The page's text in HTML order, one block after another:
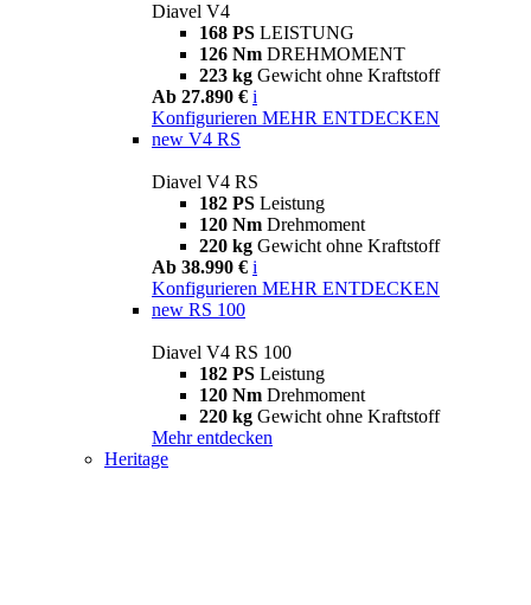
Diavel V4
168 PS LEISTUNG
126 Nm DREHMOMENT
223 kg Gewicht ohne Kraftstoff
Ab 27.890 € i
Konfigurieren MEHR ENTDECKEN
new V4 RS
Diavel V4 RS
182 PS Leistung
120 Nm Drehmoment
220 kg Gewicht ohne Kraftstoff
Ab 38.990 € i
Konfigurieren MEHR ENTDECKEN
new RS 100
Diavel V4 RS 100
182 PS Leistung
120 Nm Drehmoment
220 kg Gewicht ohne Kraftstoff
Mehr entdecken
Heritage